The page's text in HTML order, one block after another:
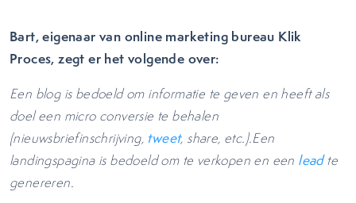
Bart, eigenaar van online marketing bureau Klik
Proces, zegt er het volgende over:
Een blog is bedoeld om informatie te geven en heeft als
doel een micro conversie te behalen
(nieuwsbriefinschrijving, tweet, share, etc.).Een
landingspagina is bedoeld om te verkopen en een leadte
genereren.